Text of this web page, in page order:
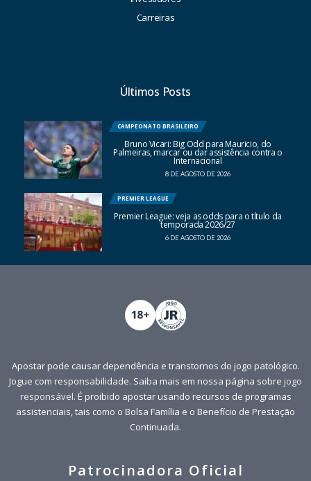
Carreiras
Últimos Posts
CAMPEONATO BRASILEIRO
Bruno Vicari: Big Odd para Mauricio, do
Palmeiras, marcar ou dar assistência contra o
Internacional
8 DE AGOSTO DE 2026
PREMIER LEAGUE
Premier League: veja as odds para o título da
temporada 2026/27
6 DE AGOSTO DE 2026
Apostar pode causar dependência e transtornos do jogo patológico.
Jogue com responsabilidade. Saiba mais em nossa página sobre jogo
responsável. É proibido apostar usando recursos de programas
assistenciais, tais como o Bolsa Família e o Benefício de Prestação
Continuada.
Patrocinadora Oficial